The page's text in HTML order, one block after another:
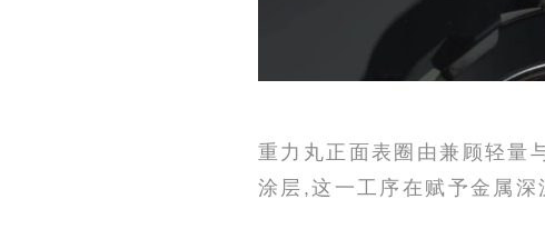
重力丸正面表圈由兼顾轻量
涂层,这一工序在赋予金属深